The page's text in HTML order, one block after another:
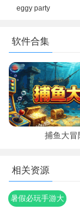
suki情侣软件
在这里用户朋友
时随时感受到更加
eggy party
版
软件合集
捕鱼大冒
相关资源
暑假必玩手游大